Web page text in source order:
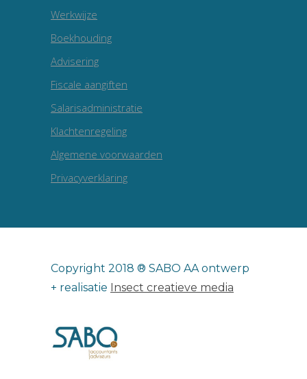
Werkwijze
Boekhouding
Advisering
Fiscale aangiften
Salarisadministratie
Klachtenregeling
Algemene voorwaarden
Privacyverklaring
Copyright 2018 ® SABO AA ontwerp
+ realisatie Insect creatieve media